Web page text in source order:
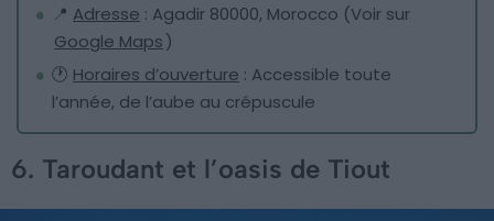
📍 Adresse : Agadir 80000, Morocco (Voir sur
Google Maps)
🕐 Horaires d’ouverture : Accessible toute
l’année, de l’aube au crépuscule
6. Taroudant et l’oasis de Tiout